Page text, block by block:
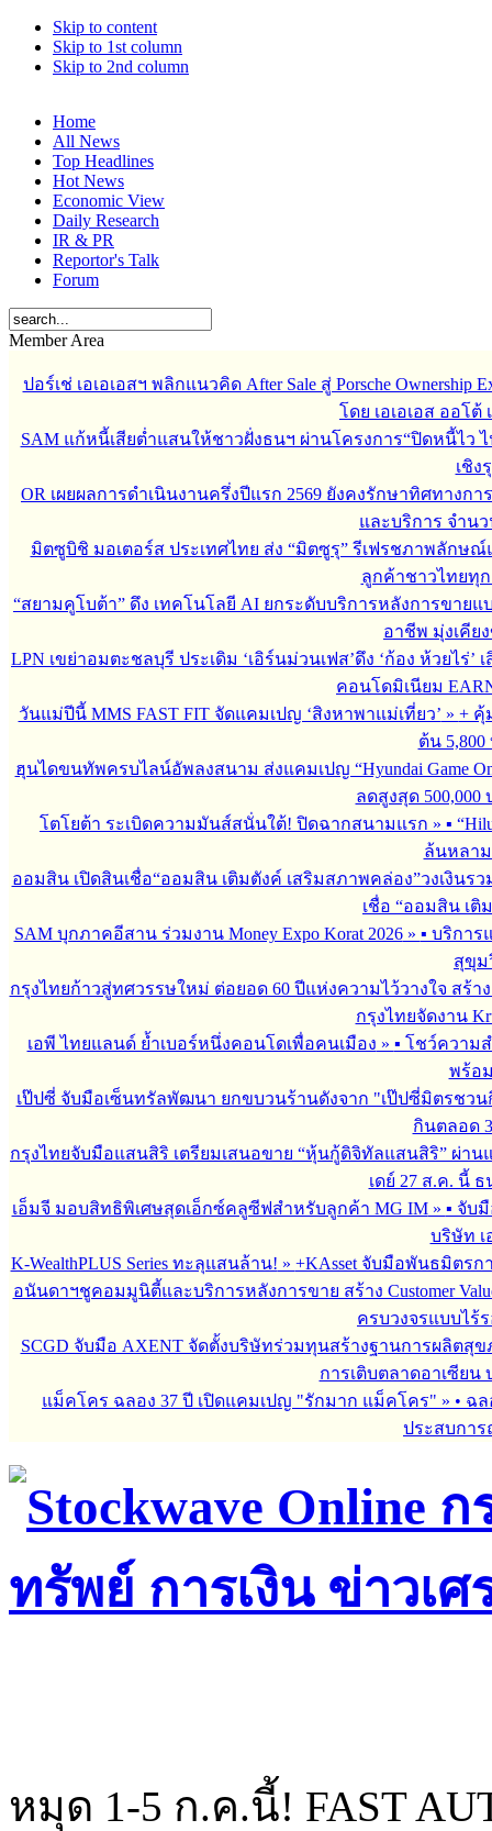
Skip to content
Skip to 1st column
Skip to 2nd column
Home
All News
Top Headlines
Hot News
Economic View
Daily Research
IR & PR
Reportor's Talk
Forum
Member Area
ปอร์เช่ เอเอเอสฯ พลิกแนวคิด After Sale สู่ Porsche Ownership
โดย เอเอเอส ออโ
SAM แก้หนี้เสียต่ำแสนให้ชาวฝั่งธนฯ ผ่านโครงการ“ปิดหนี้ไว
เชิง
OR เผยผลการดำเนินงานครึ่งปีแรก 2569 ยังคงรักษาทิศทางกา
และบริการ จำนว
มิตซูบิชิ มอเตอร์ส ประเทศไทย ส่ง “มิตซูรุ” รีเฟรชภาพลักษณ์
ลูกค้าชาวไทยทุก
“สยามคูโบต้า” ดึง เทคโนโลยี AI ยกระดับบริการหลังการขาย
อาชีพ มุ่งเคีย
LPN เขย่าอมตะชลบุรี ประเดิม ‘เอิร์นม่วนเฟส’ดึง ‘ก้อง ห้วยไร่’
คอนโดมิเนียม
วันแม่ปีนี้ MMS FAST FIT จัดแคมเปญ ‘สิงหาพาแม่เที่ยว’ » + คุ้
ต้น
ฮุนไดขนทัพครบไลน์อัพลงสนาม ส่งแคมเปญ “Hyundai Game
ลดสูงสุด 500,000
โตโยต้า ระเบิดความมันส์สนั่นใต้! ปิดฉากสนามแรก » ▪︎
ล้นหลาม
ออมสิน เปิดสินเชื่อ“ออมสิน เติมตังค์ เสริมสภาพคล่อง”วงเงินรว
เชื่อ “ออมสิน เติ
SAM บุกภาคอีสาน ร่วมงาน Money Expo Korat 2026» ▪︎ บริกา
สุขุม
กรุงไทยก้าวสู่ทศวรรษใหม่ ต่อยอด 60 ปีแห่งความไว้วางใจ สร้
กรุงไทยจัดงาน
เอพี ไทยแลนด์ ย้ำเบอร์หนึ่งคอนโดเพื่อคนเมือง » ▪︎ โชว์ความ
พร้อ
เป๊ปซี่ จับมือเซ็นทรัลพัฒนา ยกขบวนร้านดังจาก "เป๊ปซี่มิตรชว
กินตลอด
กรุงไทยจับมือแสนสิริ เตรียมเสนอขาย “หุ้นกู้ดิจิทัลแสนสิริ” ผ่าน
เดย์ 27 ส.ค. นี้
เอ็มจี มอบสิทธิพิเศษสุดเอ็กซ์คลูซีฟสำหรับลูกค้า MG IM» ▪︎ จับ
บริษัท เ
K-WealthPLUS Series ทะลุแสนล้าน! » +KAsset จับมือพันธมิตรการ
อนันดาฯชูคอมมูนิตี้และบริการหลังการขาย สร้าง Customer
ครบวงจรแบบไร้
SCGD จับมือ AXENT จัดตั้งบริษัทร่วมทุนสร้างฐานการผลิต
การเติบตลาดอาเซียน
แม็คโคร ฉลอง 37 ปี เปิดแคมเปญ "รักมาก แม็คโคร" » • ฉ
ประสบกา
หมุด 1-5 ก.ค.นี้! FAST